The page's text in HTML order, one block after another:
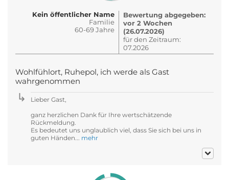
Kein öffentlicher Name
Familie
60-69 Jahre
Bewertung abgegeben:
vor 2 Wochen
(26.07.2026)
für den Zeitraum:
07.2026
Wohlfühlort, Ruhepol, ich werde als Gast
wahrgenommen
Lieber Gast,
ganz herzlichen Dank für Ihre wertschätzende
Rückmeldung.
Es bedeutet uns unglaublich viel, dass Sie sich bei uns in
guten Händen... mehr